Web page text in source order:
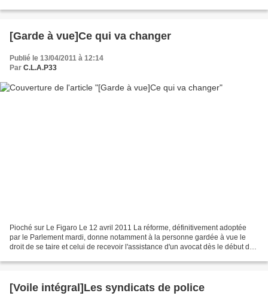
[Garde à vue]Ce qui va changer
Publié le 13/04/2011 à 12:14
Par C.L.A.P33
Pioché sur Le Figaro Le 12 avril 2011 La réforme, définitivement adoptée
par le Parlement mardi, donne notamment à la personne gardée à vue le
droit de se taire et celui de recevoir l'assistance d'un avocat dès le début de
[Voile intégral]Les syndicats de police